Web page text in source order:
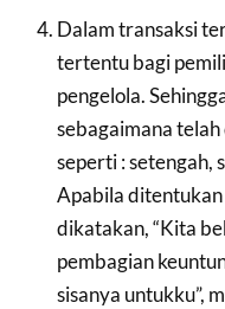
Dalam transaksi
tertentu bagi
pengelola.
sebagaimana
seperti : setengah,
Apabila
dikatakan, “Kita
pembagian
sisanya untukku”,